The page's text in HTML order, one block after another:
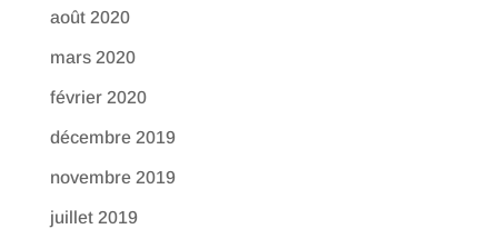
août 2020
mars 2020
février 2020
décembre 2019
novembre 2019
juillet 2019